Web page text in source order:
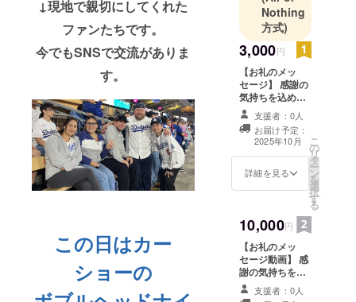
↓現地で親切にしてくれた
ファンたちです。
今でもSNSで交流がありま
す。
この日はカー
ショーの
Nothing
方式)
3,000円
【お礼のメッ
セージ】 感謝の
気持ちを込め
て、お礼のメッ
セージをメール
にてお送りしま
す。
支援者：0人
お届け予定：
2025年10月
詳細を見る
こ
の
リ
タ
ー
ン
を
選
択
す
る
10,000円
【お礼のメッ
セージ動画】 感
謝の気持ちを込
めて、現地ロサ
ンゼルスを背景
支援者：0人